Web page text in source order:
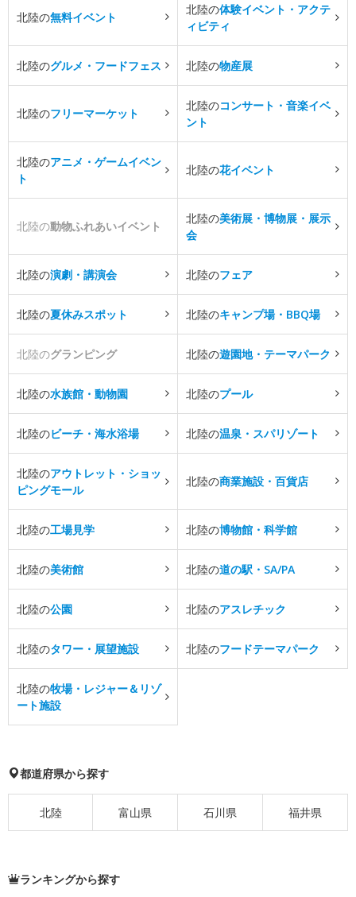
北陸の無料イベント
北陸の体験イベント・アクテ
ィビティ
北陸のグルメ・フードフェス 北陸の物産展
北陸のフリーマーケット
北陸のコンサート・音楽イベ
ント
北陸のアニメ・ゲームイベン
ト
北陸の花イベント
北陸の動物ふれあいイベント
北陸の美術展・博物展・展示
会
北陸の演劇・講演会 北陸のフェア
北陸の夏休みスポット 北陸のキャンプ場・BBQ場
北陸のグランピング 北陸の遊園地・テーマパーク
北陸の水族館・動物園 北陸のプール
北陸のビーチ・海水浴場 北陸の温泉・スパリゾート
北陸のアウトレット・ショッ
ピングモール
北陸の商業施設・百貨店
北陸の工場見学 北陸の博物館・科学館
北陸の美術館 北陸の道の駅・SA/PA
北陸の公園 北陸のアスレチック
北陸のタワー・展望施設 北陸のフードテーマパーク
北陸の牧場・レジャー＆リゾ
ート施設
都道府県から探す
北陸 富山県 石川県 福井県
ランキングから探す